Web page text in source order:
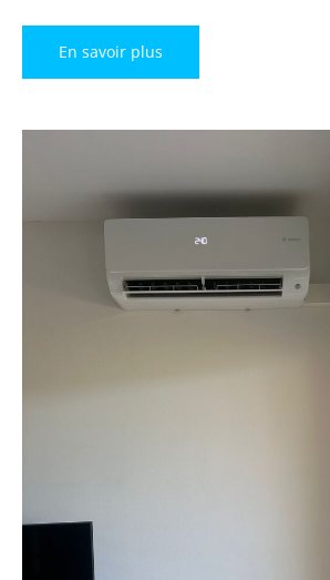
Pose
Climatisation
Camping
Solution
En savoir plus